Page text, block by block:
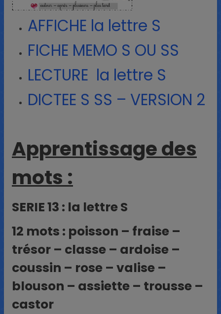
AFFICHE la lettre S
FICHE MEMO S OU SS
LECTURE la lettre S
DICTEE S SS – VERSION 2
Apprentissage des
mots :
SERIE 13 : la lettre S
12 mots : poisson – fraise –
trésor – classe – ardoise –
coussin – rose – valise –
blouson – assiette – trousse –
castor